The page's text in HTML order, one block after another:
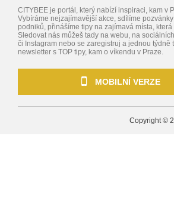
CITYBEE je portál, který nabízí inspiraci, kam v
Vybíráme nejzajímavější akce, sdílíme
podniků, přinášíme tipy na zajímavá místa, která
Sledovat nás můžeš tady na webu, na
či Instagram nebo se zaregistruj a jednou týdně
newsletter s TOP tipy, kam o víkendu v Praze.
MOBILNÍ VERZE
Copyright ©